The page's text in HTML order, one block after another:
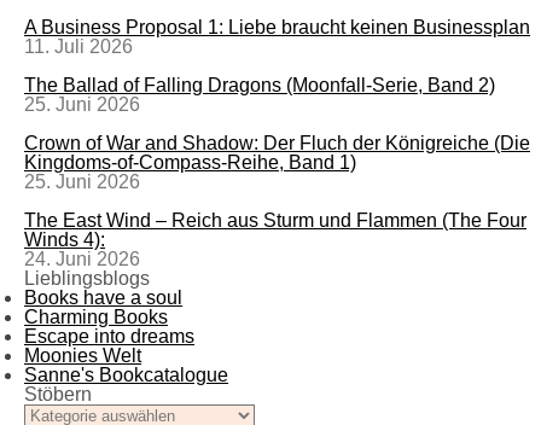
A Business Proposal 1: Liebe braucht keinen Businessplan
11. Juli 2026
The Ballad of Falling Dragons (Moonfall-Serie, Band 2)
25. Juni 2026
Crown of War and Shadow: Der Fluch der Königreiche (Die
Kingdoms-of-Compass-Reihe, Band 1)
25. Juni 2026
The East Wind – Reich aus Sturm und Flammen (The Four
Winds 4):
24. Juni 2026
Lieblingsblogs
Books have a soul
Charming Books
Escape into dreams
Moonies Welt
Sanne's Bookcatalogue
Stöbern
Stöbern